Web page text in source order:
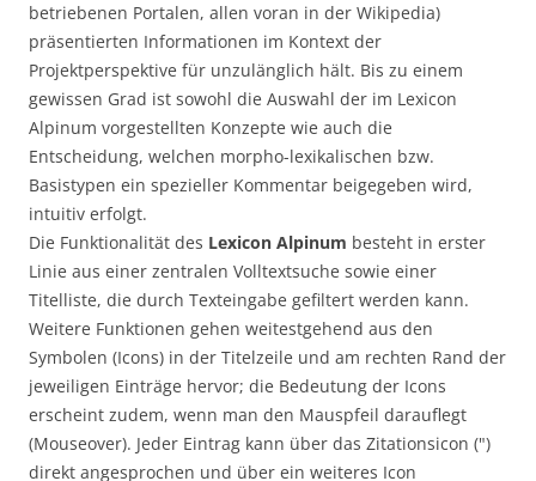
betriebenen Portalen, allen voran in der Wikipedia)
präsentierten Informationen im Kontext der
Projektperspektive für unzulänglich hält. Bis zu einem
gewissen Grad ist sowohl die Auswahl der im Lexicon
Alpinum vorgestellten Konzepte wie auch die
Entscheidung, welchen morpho-lexikalischen bzw.
Basistypen ein spezieller Kommentar beigegeben wird,
intuitiv erfolgt.
Die Funktionalität des Lexicon Alpinum besteht in erster
Linie aus einer zentralen Volltextsuche sowie einer
Titelliste, die durch Texteingabe gefiltert werden kann.
Weitere Funktionen gehen weitestgehend aus den
Symbolen (Icons) in der Titelzeile und am rechten Rand der
jeweiligen Einträge hervor; die Bedeutung der Icons
erscheint zudem, wenn man den Mauspfeil darauflegt
(Mouseover). Jeder Eintrag kann über das Zitationsicon (")
direkt angesprochen und über ein weiteres Icon